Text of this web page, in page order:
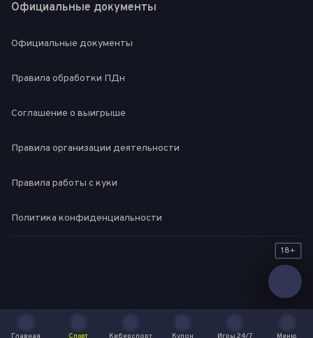
Официальные документы
Официальные документы
Правила обработки ПДн
Соглашение о выигрыше
Правила организации деятельности
Правила работы с куки
Политика конфиденциальности
18+